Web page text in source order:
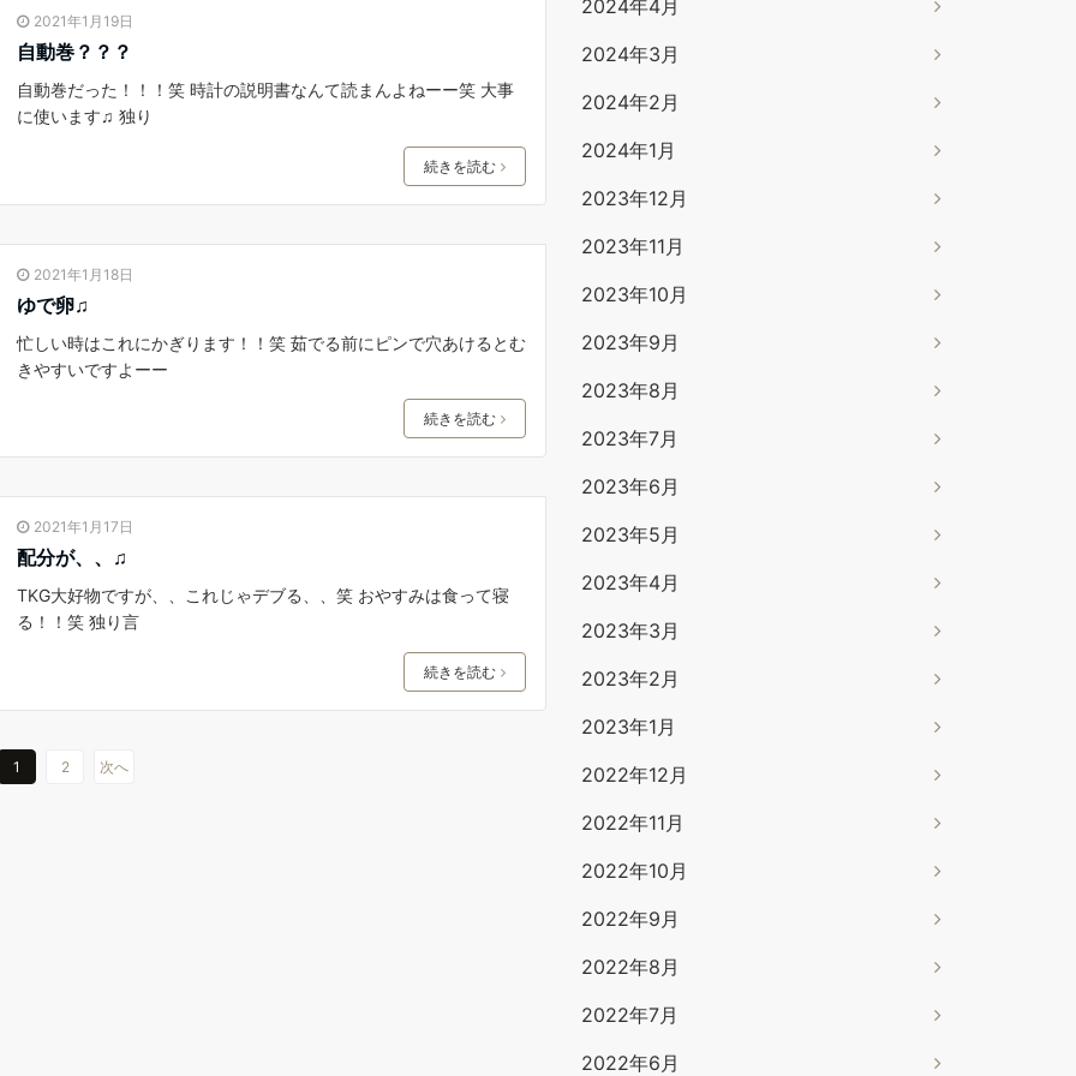
2021年1月19日
自動巻？？？
自動巻だった！！！笑 時計の説明書なんて読まんよねーー笑 大事
に使います♫ 独り
続きを読む
2021年1月18日
ゆで卵♫
忙しい時はこれにかぎります！！笑 茹でる前にピンで穴あけるとむ
きやすいですよーー
続きを読む
2021年1月17日
配分が、、♫
TKG大好物ですが、、これじゃデブる、、笑 おやすみは食って寝
る！！笑 独り言
続きを読む
1 2 次へ
2024年4月
2024年3月
2024年2月
2024年1月
2023年12月
2023年11月
2023年10月
2023年9月
2023年8月
2023年7月
2023年6月
2023年5月
2023年4月
2023年3月
2023年2月
2023年1月
2022年12月
2022年11月
2022年10月
2022年9月
2022年8月
2022年7月
2022年6月